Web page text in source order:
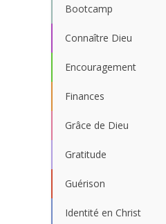
Bootcamp
Connaître Dieu
Encouragement
Finances
Grâce de Dieu
Gratitude
Guérison
Identité en Christ